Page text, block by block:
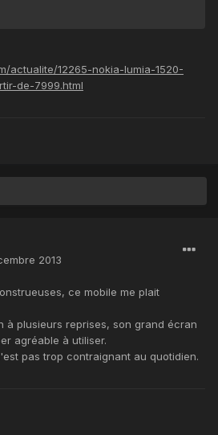
actualite/12265-nokia-lumia-1520-
de-7999.html
2013
ce mobile me plait
à plusieurs reprises, son grand écran
agréable à utiliser.
pas trop contraignant au quotidien.